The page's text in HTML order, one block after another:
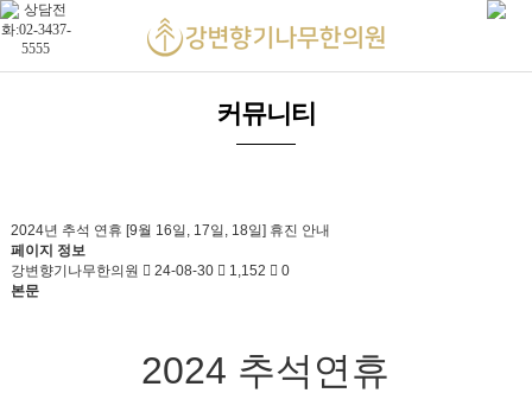
커뮤니티
2024년 추석 연휴 [9월 16일, 17일, 18일] 휴진 안내
페이지 정보
강변향기나무한의원
24-08-30 1,152
0
본문
2024 추석연휴